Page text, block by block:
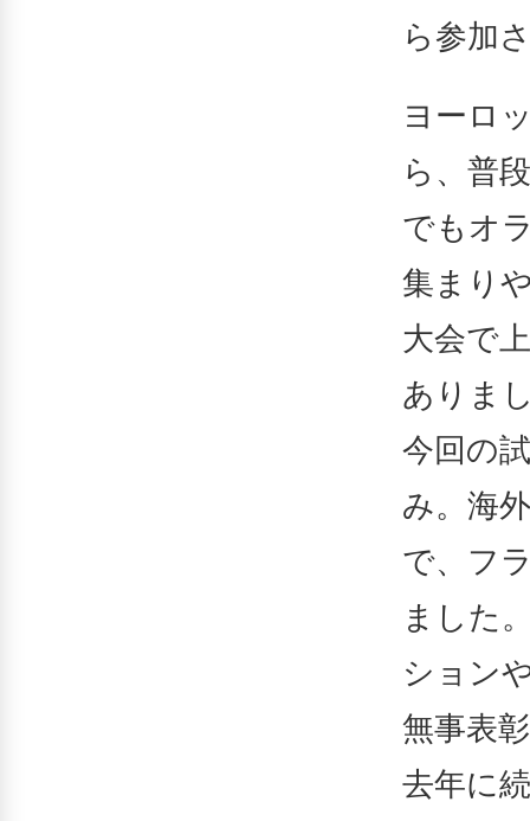
ら参加
ヨーロ
ら、普
でもオ
集まり
大会で
ありま
今回の
み。海
で、フ
ました
ション
無事表
去年に